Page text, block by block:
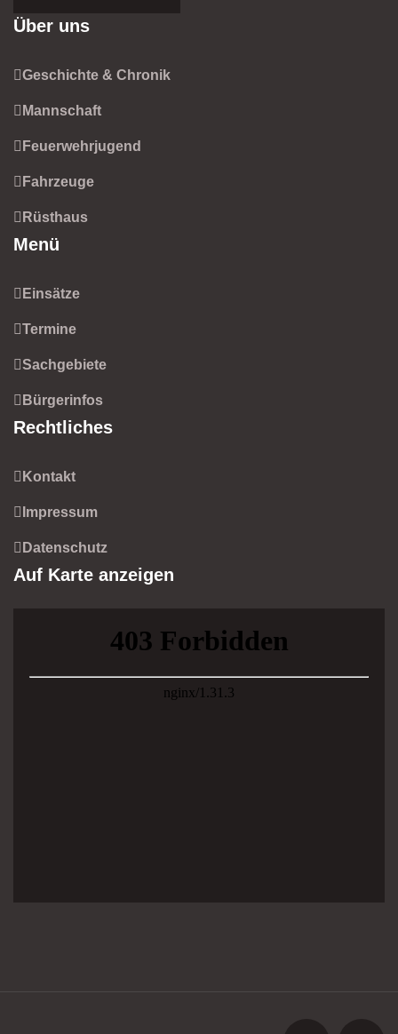
Über uns
Geschichte & Chronik
Mannschaft
Feuerwehrjugend
Fahrzeuge
Rüsthaus
Menü
Einsätze
Termine
Sachgebiete
Bürgerinfos
Rechtliches
Kontakt
Impressum
Datenschutz
Auf Karte anzeigen